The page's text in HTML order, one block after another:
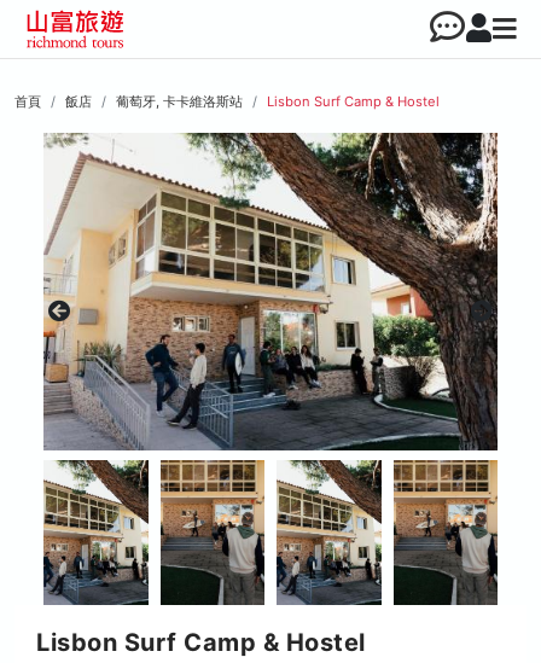
首頁 飯店 葡萄牙, 卡卡維洛斯站 Lisbon Surf Camp & Hostel
Lisbon Surf Camp & Hostel